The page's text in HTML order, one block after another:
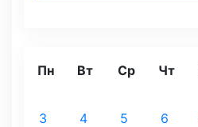
Пн Вт Ср Чт
3
4 5 6